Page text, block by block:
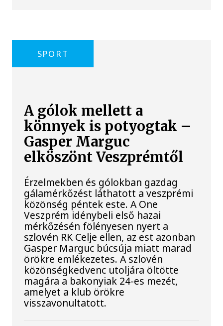
SPORT
A gólok mellett a
könnyek is potyogtak –
Gasper Marguc
elköszönt Veszprémtől
Érzelmekben és gólokban gazdag
gálamérkőzést láthatott a veszprémi
közönség péntek este. A One
Veszprém idénybeli első hazai
mérkőzésén fölényesen nyert a
szlovén RK Celje ellen, az est azonban
Gasper Marguc búcsúja miatt marad
örökre emlékezetes. A szlovén
közönségkedvenc utoljára öltötte
magára a bakonyiak 24-es mezét,
amelyet a klub örökre
visszavonultatott.